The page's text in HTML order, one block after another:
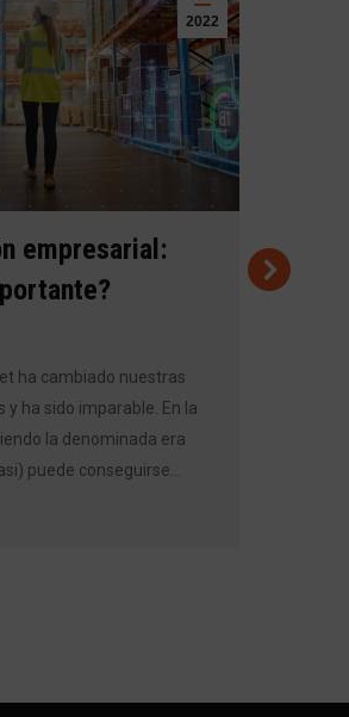
2022
empresarial:
ha cambiado nuestras
y ha sido imparable. En la
la denominada era
puede conseguirse…